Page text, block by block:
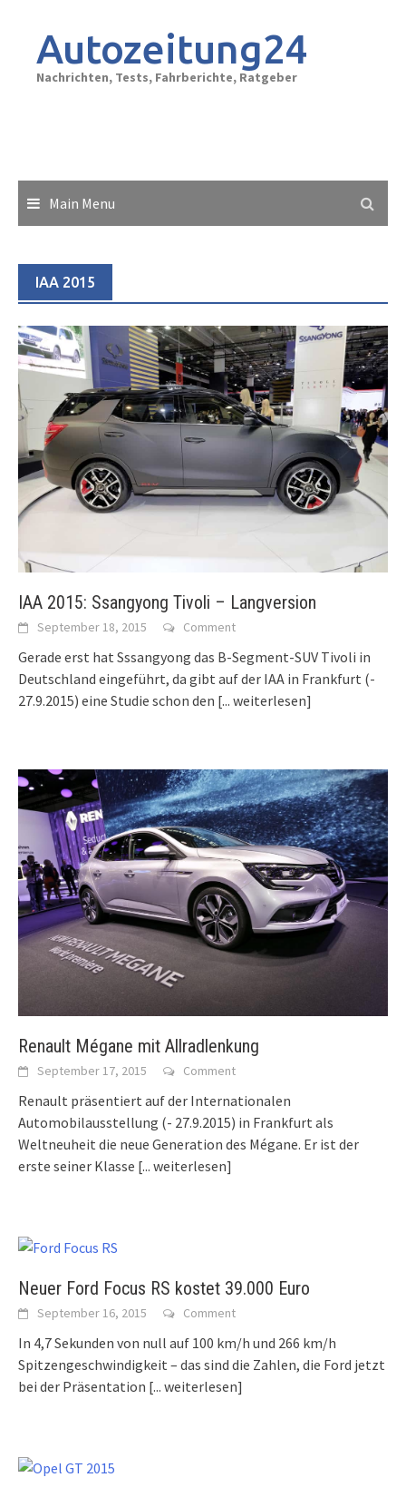
contentAutozeitung24
Nachrichten, Tests, Fahrberichte, Ratgeber
Main Menu
IAA 2015
IAA 2015: Ssangyong Tivoli – Langversion
September 18, 2015 Comment
Gerade erst hat Sssangyong das B-Segment-SUV Tivoli in
Deutschland eingeführt, da gibt auf der IAA in Frankfurt (-
27.9.2015) eine Studie schon den [... weiterlesen]
Renault Mégane mit Allradlenkung
September 17, 2015 Comment
Renault präsentiert auf der Internationalen
Automobilausstellung (- 27.9.2015) in Frankfurt als
Weltneuheit die neue Generation des Mégane. Er ist der
erste seiner Klasse [... weiterlesen]
Neuer Ford Focus RS kostet 39.000 Euro
September 16, 2015 Comment
In 4,7 Sekunden von null auf 100 km/h und 266 km/h
Spitzengeschwindigkeit – das sind die Zahlen, die Ford jetzt
bei der Präsentation [... weiterlesen]